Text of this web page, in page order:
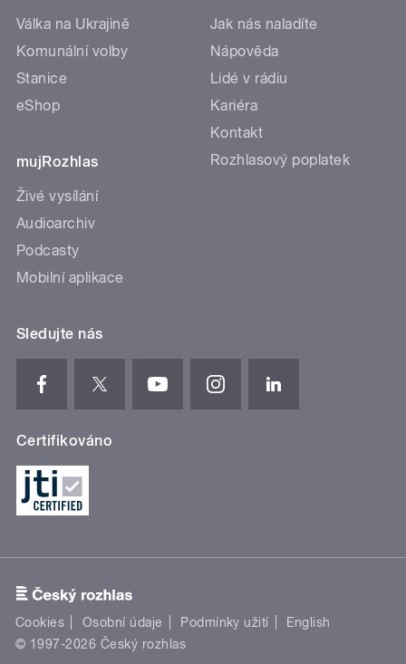
Válka na Ukrajině
Komunální volby
Stanice
eShop
mujRozhlas
Živé vysílání
Audioarchiv
Podcasty
Mobilní aplikace
Jak nás naladíte
Nápověda
Lidé v rádiu
Kariéra
Kontakt
Rozhlasový poplatek
Sledujte nás
Certifikováno
Cookies Osobní údaje Podmínky užití
English
© 1997-2026 Český rozhlas